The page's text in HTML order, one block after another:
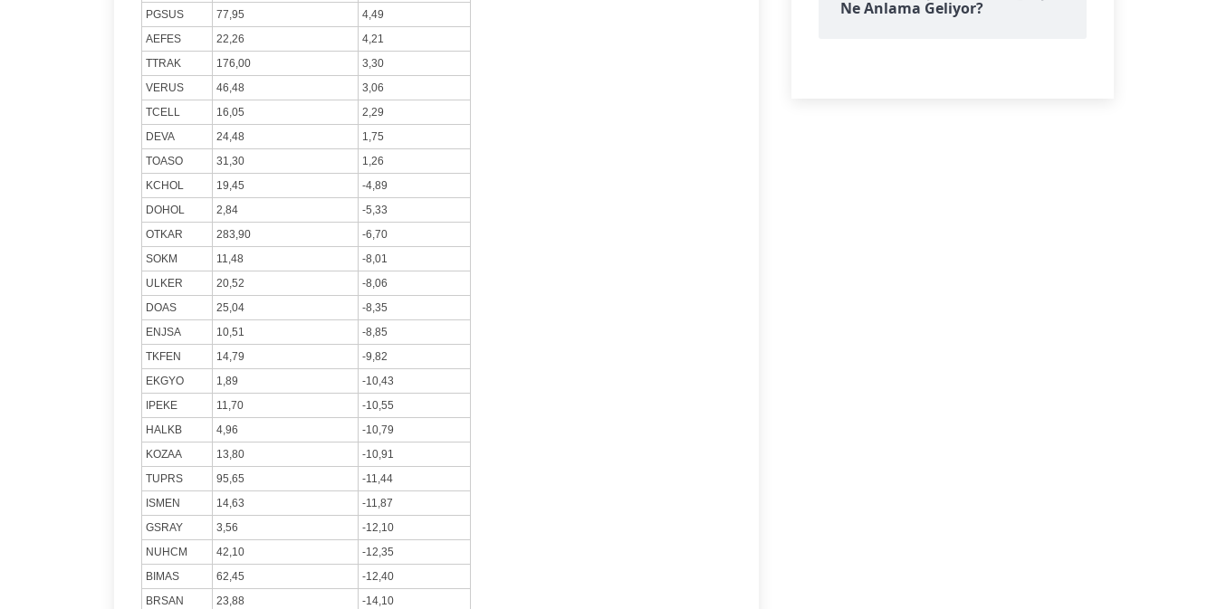
PGSUS
77,95
4,49
AEFES
22,26
4,21
TTRAK
176,00
3,30
VERUS
46,48
3,06
TCELL
16,05
2,29
DEVA
24,48
1,75
TOASO
31,30
1,26
KCHOL
19,45
-4,89
DOHOL
2,84
-5,33
OTKAR
283,90
-6,70
SOKM
11,48
-8,01
ULKER
20,52
-8,06
DOAS
25,04
-8,35
ENJSA
10,51
-8,85
TKFEN
14,79
-9,82
EKGYO
1,89
-10,43
IPEKE
11,70
-10,55
HALKB
4,96
-10,79
KOZAA
13,80
-10,91
TUPRS
95,65
-11,44
ISMEN
14,63
-11,87
GSRAY
3,56
-12,10
NUHCM
42,10
-12,35
BIMAS
62,45
-12,40
BRSAN
23,88
-14,10
Ne Anlama Geliyor?